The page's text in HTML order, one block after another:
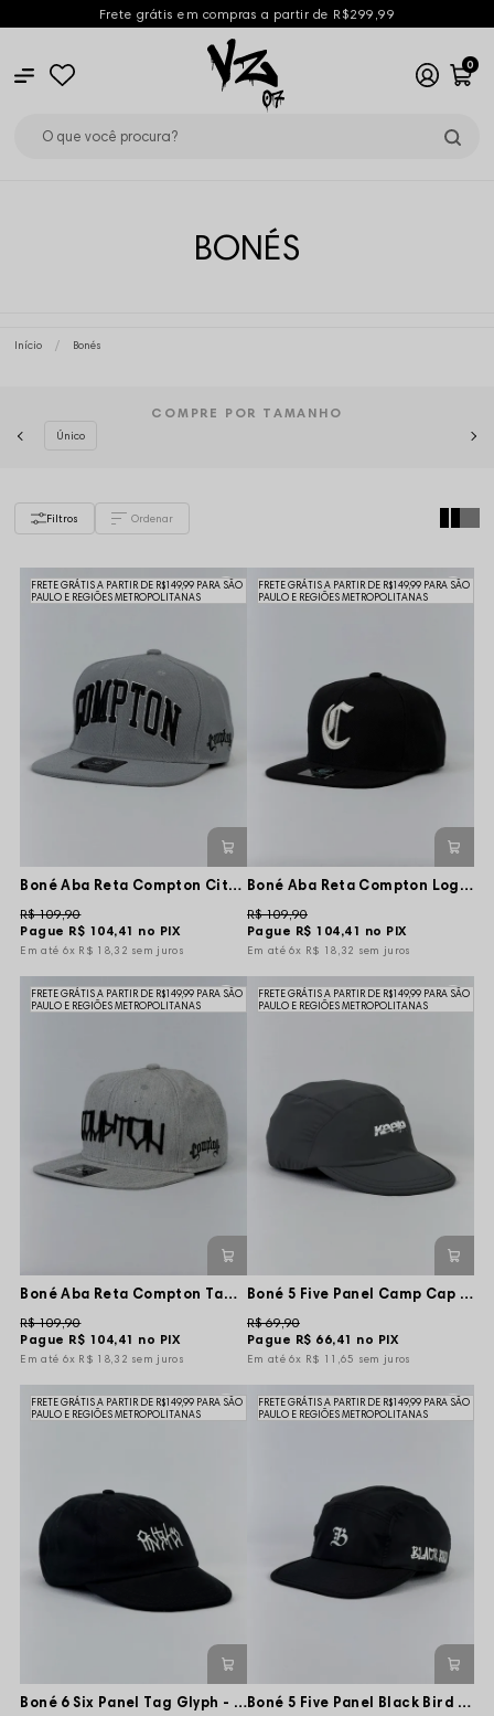
Frete grátis em compras a partir de R$299,99
0
BONÉS
Início Bonés
COMPRE POR TAMANHO
Único
Filtros
FRETE GRÁTIS A PARTIR DE R$149,99 PARA SÃO
PAULO E REGIÕES METROPOLITANAS
Boné Aba Reta Compton City Classic - Cinza
Pague R$ 104,41 no PIX
R$ 109,90
6x R$ 18,32 sem juros
FRETE GRÁTIS A PARTIR DE R$149,99 PARA SÃO
PAULO E REGIÕES METROPOLITANAS
Boné Aba Reta Compton Logo Front Bordado - Preto
Pague R$ 104,41 no PIX
R$ 109,90
6x R$ 18,32 sem juros
FRETE GRÁTIS A PARTIR DE R$149,99 PARA SÃO
PAULO E REGIÕES METROPOLITANAS
Boné Aba Reta Compton Tag Raw - Cinza Mescla
Pague R$ 104,41 no PIX
R$ 109,90
6x R$ 18,32 sem juros
FRETE GRÁTIS A PARTIR DE R$149,99 PARA SÃO
PAULO E REGIÕES METROPOLITANAS
Boné 5 Five Panel Camp Cap Keep - Cinza - Aba Curta e Flexível
Pague R$ 66,41 no PIX
R$ 69,90
6x R$ 11,65 sem juros
FRETE GRÁTIS A PARTIR DE R$149,99 PARA SÃO
PAULO E REGIÕES METROPOLITANAS
Boné 6 Six Panel Tag Glyph - Preto - Flexível
FRETE GRÁTIS A PARTIR DE R$149,99 PARA SÃO
PAULO E REGIÕES METROPOLITANAS
Boné 5 Five Panel Black Bird Logo Basic - Preto - Aba Flexível